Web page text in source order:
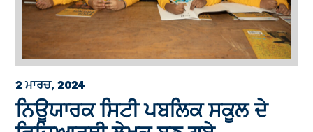
2 ਮਾਰਚ, 2024
ਨਿਊਯਾਰਕ ਸਿਟੀ ਪਬਲਿਕ ਸਕੂਲ ਦੇ